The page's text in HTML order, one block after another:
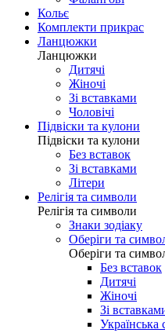
Кольє
Комплекти прикрас
Ланцюжки
Ланцюжки
Дитячі
Жіночі
Зі вставками
Чоловічі
Підвіски та кулони
Підвіски та кулони
Без вставок
Зі вставками
Літери
Релігія та символи
Релігія та символи
Знаки зодіаку
Оберіги та
Оберіги та
Без вставок
Дитячі
Жіночі
Зі
Українська